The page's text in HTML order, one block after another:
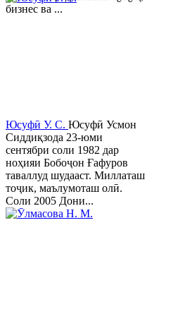
бизнес ва ...
Юсуфӣ У. C. Юсуфӣ Усмон
Сиддиқзода 23-юми
сентябри соли 1982 дар
ноҳияи Бобоҷон Ғафуров
таваллуд шудааст. Миллаташ
тоҷик, маълумоташ олӣ.
Соли 2005 Дони...